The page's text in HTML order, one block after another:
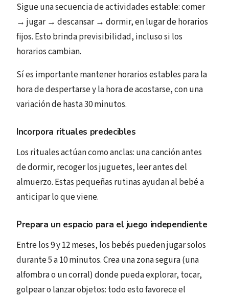
Sigue una secuencia de actividades estable: comer
→ jugar → descansar → dormir, en lugar de horarios
fijos. Esto brinda previsibilidad, incluso si los
horarios cambian.
Sí es importante mantener horarios estables para la
hora de despertarse y la hora de acostarse, con una
variación de hasta 30 minutos.
Incorpora rituales predecibles
Los rituales actúan como anclas: una canción antes
de dormir, recoger los juguetes, leer antes del
almuerzo. Estas pequeñas rutinas ayudan al bebé a
anticipar lo que viene.
Prepara un espacio para el juego independiente
Entre los 9 y 12 meses, los bebés pueden jugar solos
durante 5 a 10 minutos. Crea una zona segura (una
alfombra o un corral) donde pueda explorar, tocar,
golpear o lanzar objetos: todo esto favorece el